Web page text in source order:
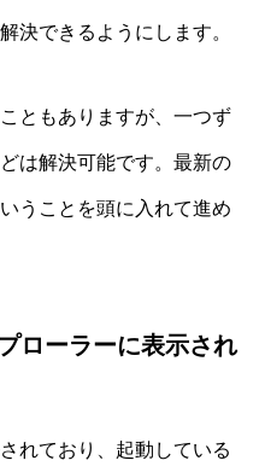
決できるようにします。
ともありますが、一つず
は解決可能です。最新の
うことを頭に入れて進め
ローラーに表示され
れており、起動している